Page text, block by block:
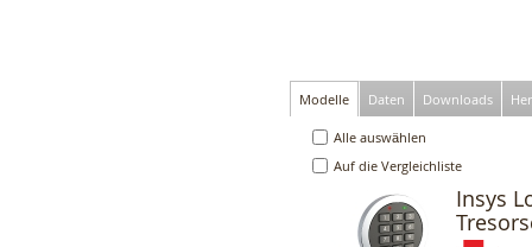
Modelle Daten Downloads
Alle auswählen
Auf die Vergleichliste
Insys